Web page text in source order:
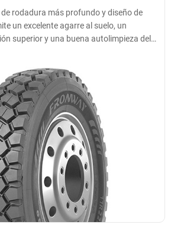
baja generación de calor
pavimentadas en general y
rodadura más profundo y diseño de
un excelente agarre al suelo, un
superior y una buena autolimpieza del